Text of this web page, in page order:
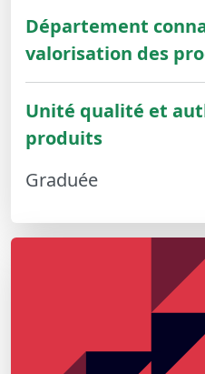
Département
valorisation des
Unité qualité et
produits
Graduée